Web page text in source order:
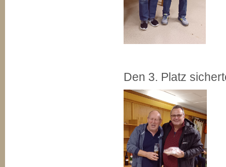
Den 3. Platz